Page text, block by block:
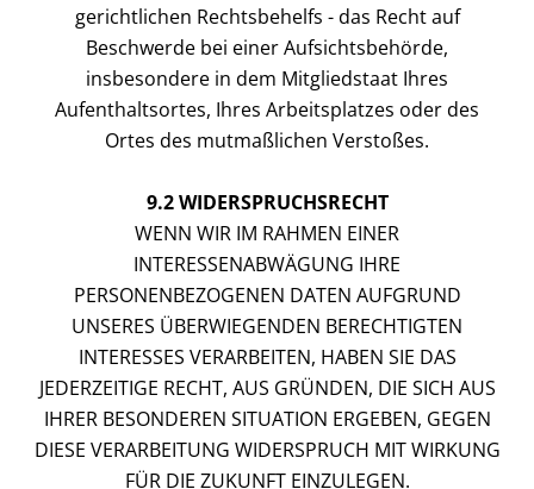
gerichtlichen Rechtsbehelfs - das Recht auf
Beschwerde bei einer Aufsichtsbehörde,
insbesondere in dem Mitgliedstaat Ihres
Aufenthaltsortes, Ihres Arbeitsplatzes oder des
Ortes des mutmaßlichen Verstoßes.
9.2 WIDERSPRUCHSRECHT
WENN WIR IM RAHMEN EINER
INTERESSENABWÄGUNG IHRE
PERSONENBEZOGENEN DATEN AUFGRUND
UNSERES ÜBERWIEGENDEN BERECHTIGTEN
INTERESSES VERARBEITEN, HABEN SIE DAS
JEDERZEITIGE RECHT, AUS GRÜNDEN, DIE SICH AUS
IHRER BESONDEREN SITUATION ERGEBEN, GEGEN
DIESE VERARBEITUNG WIDERSPRUCH MIT WIRKUNG
FÜR DIE ZUKUNFT EINZULEGEN.